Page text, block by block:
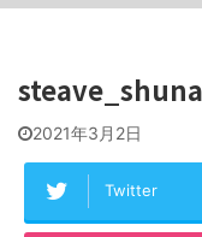
2021年3月2日
Twitter